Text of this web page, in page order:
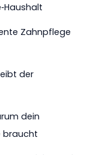
Zahnpflege
der
dein
braucht